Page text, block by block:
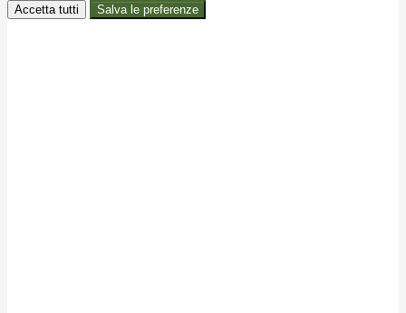
Accetta tutti Salva le preferenze